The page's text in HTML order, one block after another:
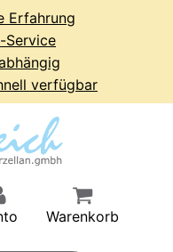
Erfahrung
Service
verfügbar
Warenkorb